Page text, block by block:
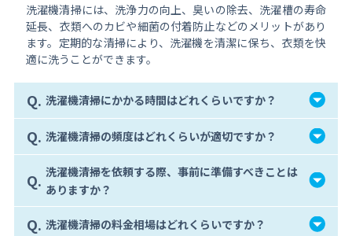
洗濯機清掃には、洗浄力の向上、臭いの除去、洗濯槽の寿命
延長、衣類へのカビや細菌の付着防止などのメリットがあり
ます。定期的な清掃により、洗濯機を清潔に保ち、衣類を快
適に洗うことができます。
Q. 洗濯機清掃にかかる時間はどれくらいですか？
Q. 洗濯機清掃の頻度はどれくらいが適切ですか？
Q. 洗濯機清掃を依頼する際、事前に準備すべきことは
ありますか？
Q. 洗濯機清掃の料金相場はどれくらいですか？